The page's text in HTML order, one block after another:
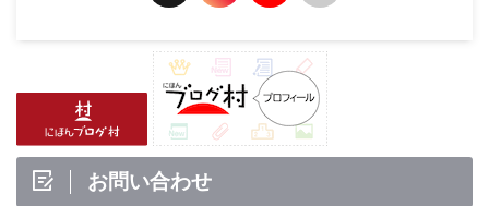
お問い合わせ